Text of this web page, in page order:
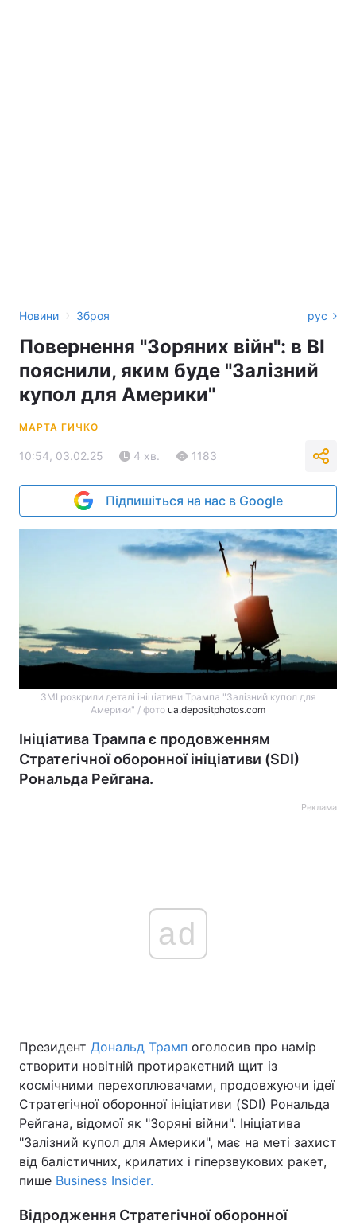
Новини › Зброя рус
Повернення "Зоряних війн": в BI
пояснили, яким буде "Залізний
купол для Америки"
МАРТА ГИЧКО
10:54, 03.02.25 4 хв. 1183
Підпишіться на нас в Google
ЗМІ розкрили деталі ініціативи Трампа "Залізний купол для
Америки" / фото ua.depositphotos.com
Ініціатива Трампа є продовженням
Стратегічної оборонної ініціативи (SDI)
Рональда Рейгана.
Реклама
ad
Президент Дональд Трамп оголосив про намір
створити новітній протиракетний щит із
космічними перехоплювачами, продовжуючи ідеї
Стратегічної оборонної ініціативи (SDI) Рональда
Рейгана, відомої як "Зоряні війни". Ініціатива
"Залізний купол для Америки", має на меті захист
від балістичних, крилатих і гіперзвукових ракет,
пише Business Insider.
Відродження Стратегічної оборонної